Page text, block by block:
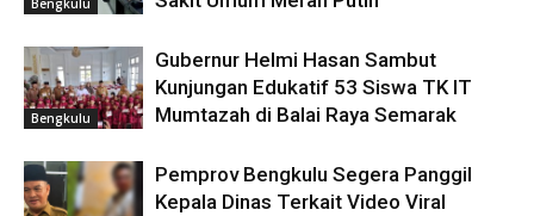
Bengkulu
Bengkulu
Gubernur Helmi Hasan Sambut
Kunjungan Edukatif 53 Siswa TK IT
Mumtazah di Balai Raya Semarak
Pemprov Bengkulu Segera Panggil
Kepala Dinas Terkait Video Viral